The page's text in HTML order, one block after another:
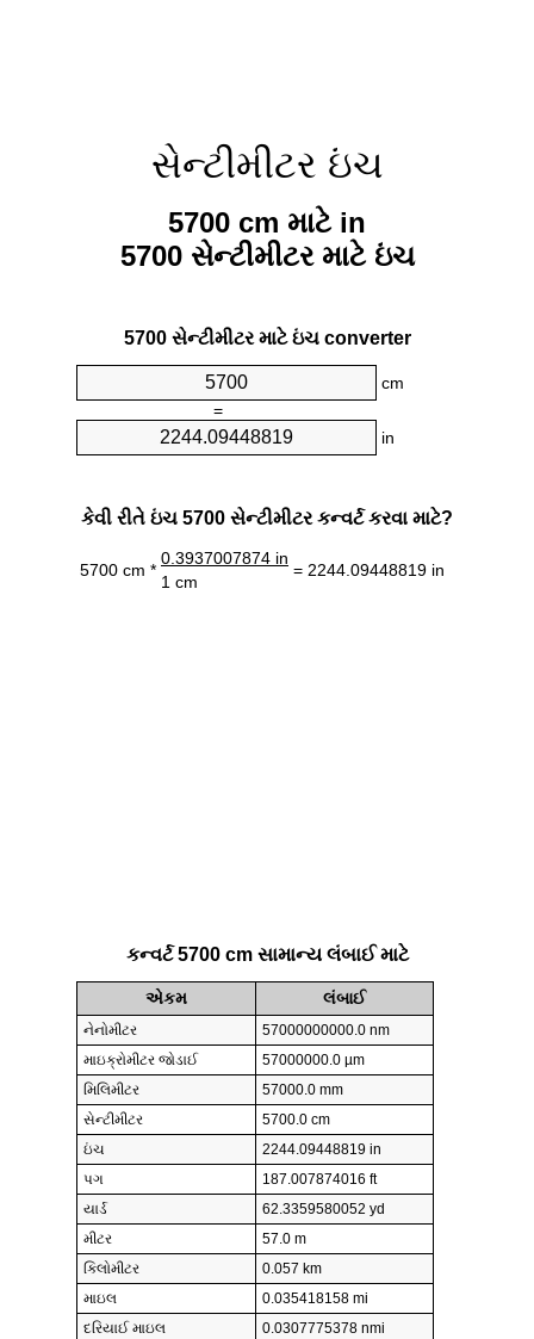
સેન્ટીમીટર ઇંચ
5700 cm માટે in
5700 સેન્ટીમીટર માટે ઇંચ
5700 સેન્ટીમીટર માટે ઇંચ converter
cm
=
in
કેવી રીતે ઇંચ 5700 સેન્ટીમીટર કન્વર્ટ કરવા માટે?
5700 cm *
0.3937007874 in
= 2244.09448819 in
1 cm
કન્વર્ટ 5700 cm સામાન્ય લંબાઈ માટે
એકમ લંબાઈ
નેનોમીટર
57000000000.0 nm
માઇક્રોમીટર જોડાઈ
57000000.0 µm
મિલિમીટર
57000.0 mm
સેન્ટીમીટર
5700.0 cm
ઇંચ
2244.09448819 in
પગ
187.007874016 ft
યાર્ડ
62.3359580052 yd
મીટર
57.0 m
કિલોમીટર
0.057 km
માઇલ
0.035418158 mi
દરિયાઈ માઇલ
0.0307775378 nmi